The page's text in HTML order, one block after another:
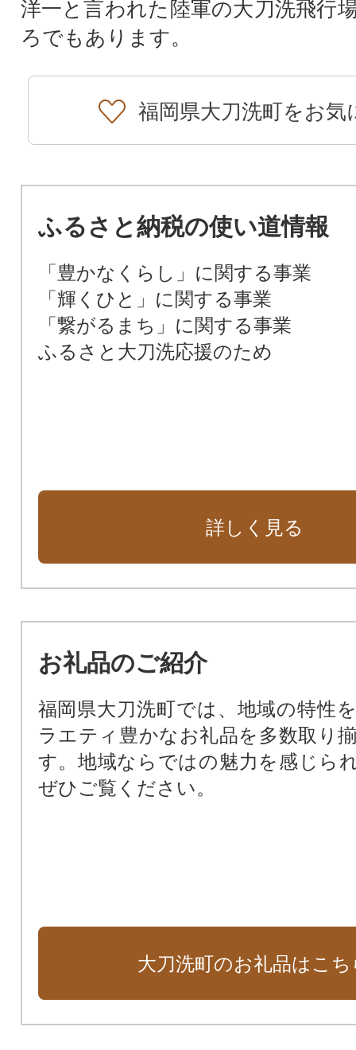
洋一と言われた陸軍の大刀洗飛行
ろでもあります。
福岡県大刀洗町をお気
ふるさと納税の使い道情報
「豊かなくらし」に関する事業
「輝くひと」に関する事業
「繋がるまち」に関する事業
ふるさと大刀洗応援のため
詳しく見る
お礼品のご紹介
福岡県大刀洗町では、地域の特性
ラエティ豊かなお礼品を多数取り
す。地域ならではの魅力を感じら
ぜひご覧ください。
大刀洗町のお礼品はこち